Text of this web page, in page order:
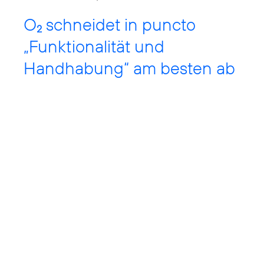
O2 schneidet in puncto
„Funktionalität und
Handhabung“ am besten ab